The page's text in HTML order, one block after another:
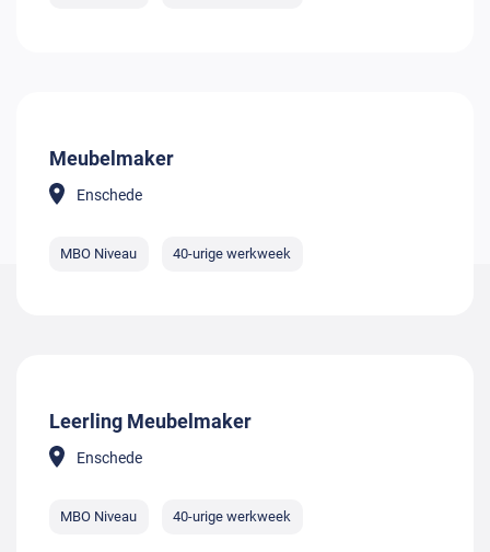
Meubelmaker
Enschede
MBO Niveau 40-urige werkweek
Leerling Meubelmaker
Enschede
MBO Niveau 40-urige werkweek